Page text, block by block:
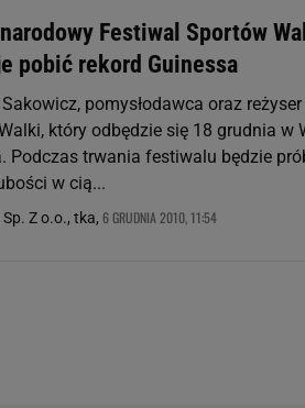
Festiwal Sportów
pobić rekord Guinessa
Sakowicz, pomysłodawca oraz
który odbędzie się 18 grudnia w
Podczas trwania festiwalu będzie
w cią...
Z o.o., tka, 6 GRUDNIA 2010, 11:54